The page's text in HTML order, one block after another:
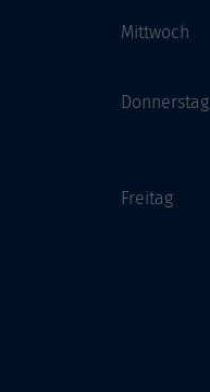
Mittwoch
Donnerstag
Freitag